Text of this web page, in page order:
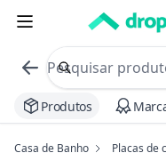
commerce search
Procurar
Produtos
Casa de Banho Placas de